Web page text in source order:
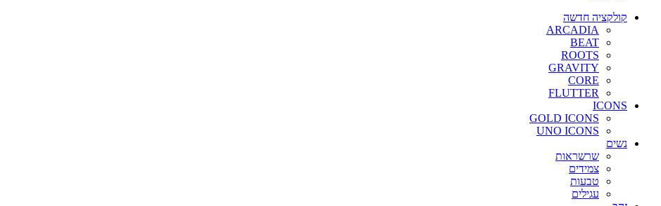
קולקציה חדשה
ARCADIA
BEAT
ROOTS
GRAVITY
CORE
FLUTTER
ICONS
GOLD ICONS
UNO ICONS
נשים
שרשראות
צמידים
טבעות
עגילים